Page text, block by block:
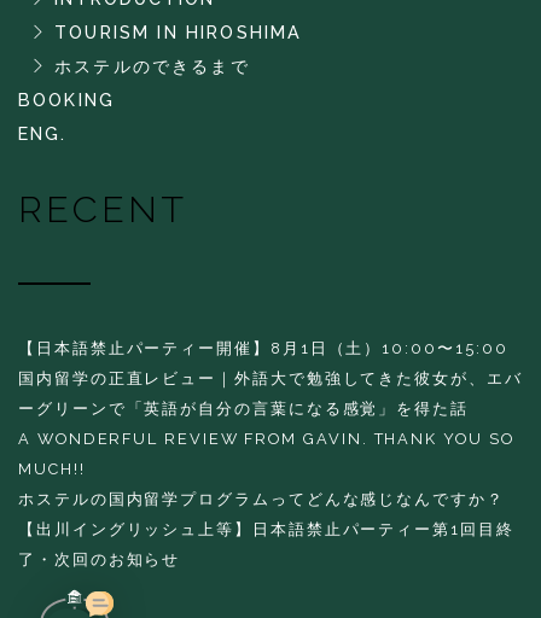
TOURISM IN HIROSHIMA
ホステルのできるまで
BOOKING
ENG.
RECENT
【日本語禁止パーティー開催】8月1日（土）10:00〜15:00
国内留学の正直レビュー｜外語大で勉強してきた彼女が、エバ
ーグリーンで「英語が自分の言葉になる感覚」を得た話
A WONDERFUL REVIEW FROM GAVIN. THANK YOU SO
MUCH!!
ホステルの国内留学プログラムってどんな感じなんですか？
【出川イングリッシュ上等】日本語禁止パーティー第1回目終
了・次回のお知らせ